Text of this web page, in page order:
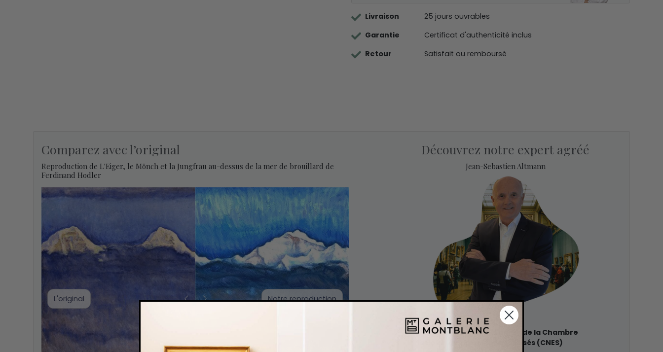
Livraison
25 jours ouvrables
Garantie
Certificat d'authenticité inclus
Retour
Satisfait ou remboursé
Comparez avec l’original
Reproduction de L'Eiger, le Mönch et la Jungfrau au-dessus de la mer de brouillard de
Ferdinand Hodler
L'original Notre reproduction
Découvrez notre expert agréé
Jean-Sebastien Altmann
Expert en œuvre d’art agréé de la Chambre
National des Experts Spécialisés (CNES)